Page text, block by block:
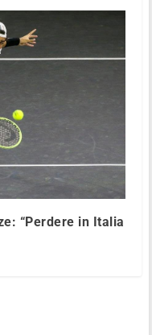
“Perdere in Italia